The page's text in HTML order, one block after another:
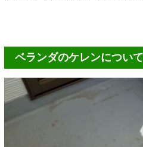
ベランダのケレンについて